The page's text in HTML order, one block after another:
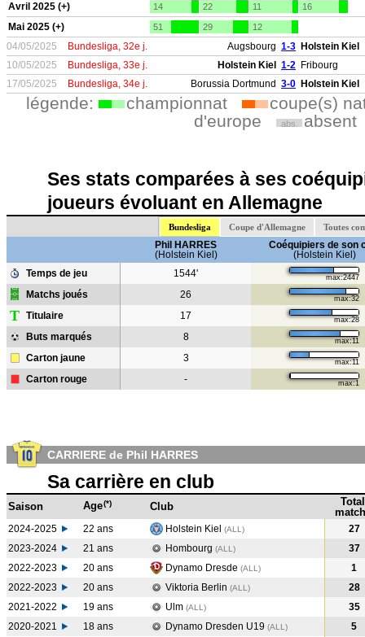
Avril 2025 (+) 14 22 11 16
Mai 2025 (+) 51 29 12
04/05/2025 Bundesliga, 32e j. Augsbourg 1-3 Holstein Kiel
10/05/2025
Bundesliga, 33e j. Holstein Kiel 1-2 Fribourg
17/05/2025
Bundesliga, 34e j. Borussia Dortmund 3-0 Holstein Kiel
légende: championnat
coupe(s)
d'europe
abs. absent
Ses stats comparées à ses
joueurs évoluant en Allemagne
Bundesliga Coupe d'Allemagne Toutes
Phil HARRES
(Holstein Kiel)
Coéquipiers de son
(Holstein Kiel)
Temps de jeu
1544' max:2447
Matchs joués 26 max:32
T Titulaire 17 max:28
Buts marqués 8 max:11
Carton jaune 3 max:11
Carton rouge - max:1
CARRIERE de Phil HARRES
Sa carrière en club
Saison Age(*) Club
Total
2024-2025 22 ans Holstein Kiel (ALL)
27
2023-2024
21 ans Hombourg (ALL )
37
2022-2023
20 ans Dynamo Dresde (ALL )
1
2022-2023
20 ans Viktoria Berlin (ALL )
28
2021-2022
19 ans Ulm (ALL )
35
2020-2021
18 ans Dynamo Dresden U19 (ALL )
5